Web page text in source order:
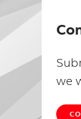
we